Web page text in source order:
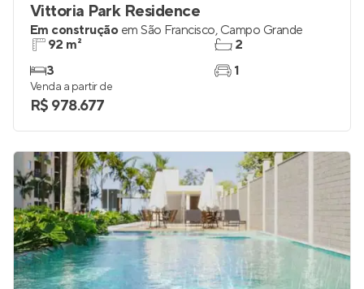
Vittoria Park Residence
Em construção em São Francisco, Campo Grande
92 m²
3
2
1
Venda a partir de
R$ 978.677